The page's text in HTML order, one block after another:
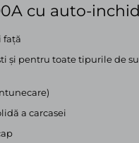
cu auto-
față
pentru toate tipurile de
a carcasei